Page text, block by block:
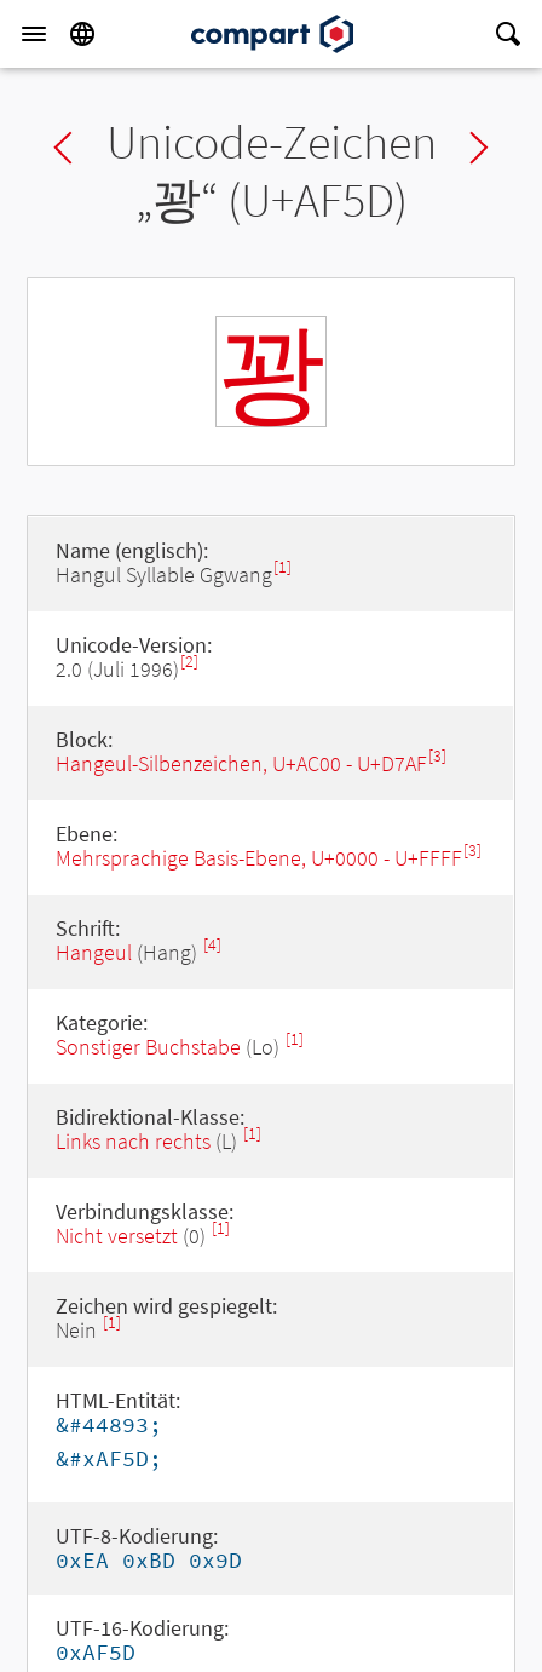
Previous char
Unicode-Zeichen
„꽝“ (U+AF5D)
꽝
Name (englisch):
Hangul Syllable Ggwang[1]
Unicode-Version:
2.0 (Juli 1996)[2]
Block:
Hangeul-Silbenzeichen, U+AC00 - U+D7AF[3]
Ebene:
Mehrsprachige Basis-Ebene, U+0000 - U+FFFF[3]
Schrift:
Hangeul(Hang) [4]
Kategorie:
Sonstiger Buchstabe (Lo) [1]
Bidirektional-Klasse:
Links nach rechts(L) [1]
Verbindungsklasse:
Nicht versetzt(0) [1]
Zeichen wird gespiegelt:
Nein [1]
HTML-Entität:
&#44893;
&#xAF5D;
UTF-8-Kodierung:
0xEA 0xBD 0x9D
UTF-16-Kodierung:
0xAF5D